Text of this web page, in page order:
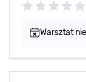
Warsztat